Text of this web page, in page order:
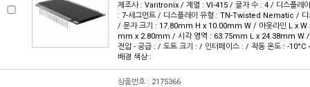
제조사 : Varitronix / 계열 : VI-415 / 글자 수 : 4 / 디스플레
: 7-세그먼트 / 디스플레이 유형 : TN-Twisted Nematic / 디
/ 문자 크기 : 17.80mm H x 10.00mm W / 아웃라인 L x
mm x 2.80mm / 시각 영역 : 63.75mm L x 24.38mm W /
전압 - 공급 : / 도트 크기 : / 인터페이스 : / 작동 온도 : -
배경 색상 :
상품번호 : 2175366